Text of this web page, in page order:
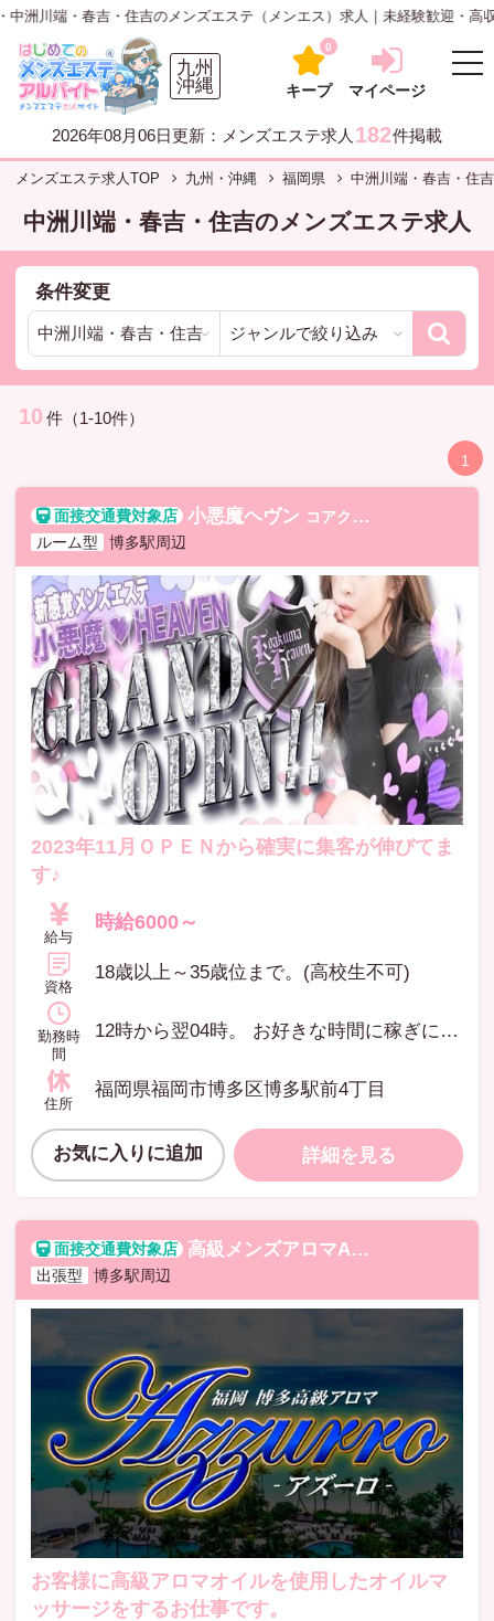
春吉・住吉のメンズエステ（メンエス）求人｜未経験歓迎・高収入【は
九州
沖縄
キープ
0
マイページ
2026年08月06日更新：メンズエステ求人 182件掲載
メンズエステ求人TOP 九州・沖縄 福岡県 中洲川端・春吉・住
中洲川端・春吉・住吉のメンズエステ求人
条件変更
10 件（1-10件）
1
小悪魔ヘヴン コアクマヘヴン
ルーム型
博多駅周辺
2023年11月ＯＰＥＮから確実に集客が伸びてま
す♪
給与
時給6000～
資格
18歳以上～35歳位まで。(高校生不可)
勤務時
間
12時から翌04時。 お好きな時間に稼ぎに来てください♪
住所
福岡県福岡市博多区博多駅前4丁目
お気に入りに追加 詳細を見る
高級メンズアロマAzzurro-アズーロ
出張型 博多駅周辺
お客様に高級アロマオイルを使用したオイルマ
ッサージをするお仕事です。